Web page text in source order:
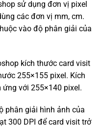
sử dụng đơn vị pixel
các đơn vị mm, cm.
vào độ phân giải của
kích thước card visit
255×155 pixel. Kích
với 255×140 pixel.
phân giải hình ảnh của
300 DPI để card visit trở